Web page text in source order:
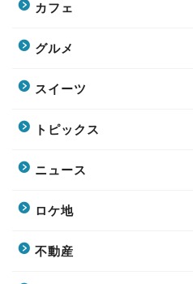
カフェ
グルメ
スイーツ
トピックス
ニュース
ロケ地
不動産